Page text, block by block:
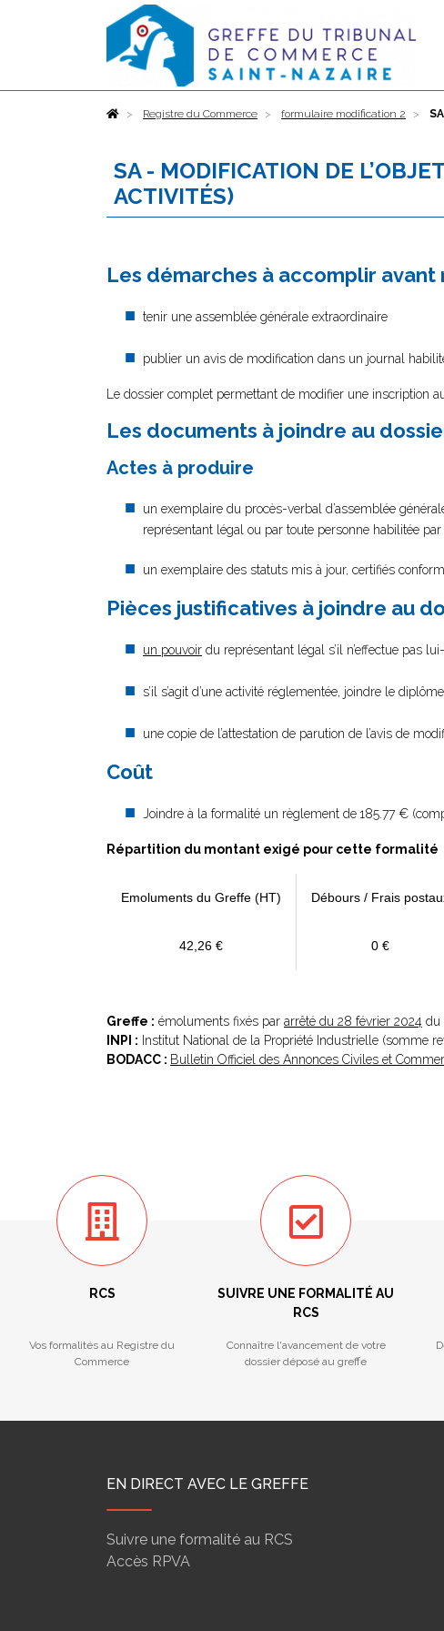
AccueilRegistre du Commerce formulaire modification 2
SA - MODIFICATION DE
ACTIVITÉS)
Les démarches à accomplir
tenir une assemblée générale extraordinaire
publier un avis de modification dans un journal
Le dossier complet permettant de modifier une inscription
Les documents à joindre au
Actes à produire
un exemplaire du procès-verbal d’assemblée
représentant légal ou par toute personne habilitée
un exemplaire des statuts mis à jour, certifiés
Pièces justificatives à joindre au
un pouvoir du représentant légal s’il n’effectue pas
s’il s’agit d’une activité réglementée, joindre le
une copie de l’attestation de parution de l’avis de
Coût
Joindre à la formalité un règlement de185.77 €
Répartition du montant exigé pour cette formalité
Emoluments du Greffe (HT) Débours / Frais
42,26 € 0 €
Greffe : émoluments fixés par arrêté du 28 février 2024 du
INPI : Institut National de la Propriété Industrielle (somme
BODACC : Bulletin Officiel des Annonces Civiles et
RCS
Vos formalités au Registre du
Commerce
SUIVRE UNE FORMALITÉ AU
RCS
Connaître l'avancement de votre
dossier déposé au greffe
EN DIRECT AVEC LE GREFFE
Suivre une formalité au RCS
Accès RPVA